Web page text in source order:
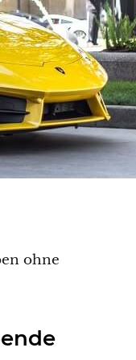
ohne